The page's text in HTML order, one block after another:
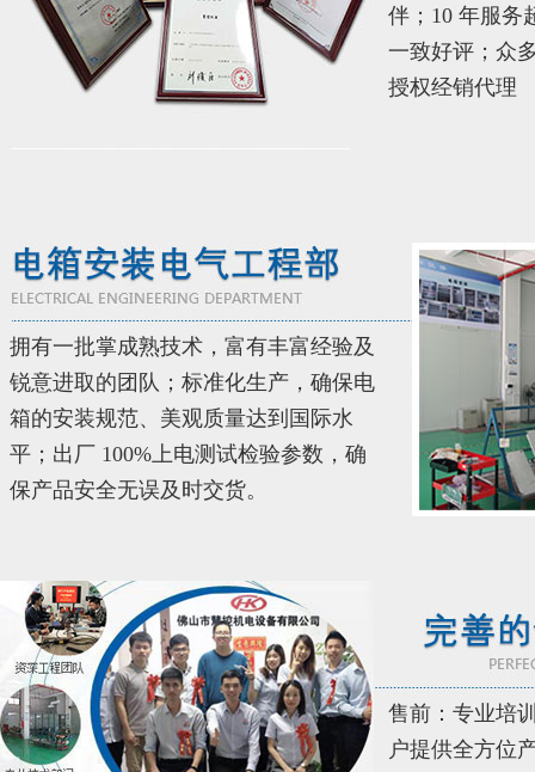
伴；10 年服务
一致好评；众
授权经销代理
拥有一批掌成熟技术，富有丰富经验及
锐意进取的团队；标准化生产，确保电
箱的安装规范、美观质量达到国际水
平；出厂 100%上电测试检验参数，确
保产品安全无误及时交货。
售前：专业培
户提供全方位
...
FATEK永宏PLC纸箱机械行业四
...
...
FATEK永宏PLC纺织印染行业全
...